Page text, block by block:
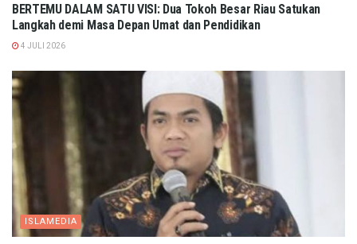
BERTEMU DALAM SATU VISI: Dua Tokoh Besar Riau Satukan
Langkah demi Masa Depan Umat dan Pendidikan
4 JULI 2026
ISLAMEDIA